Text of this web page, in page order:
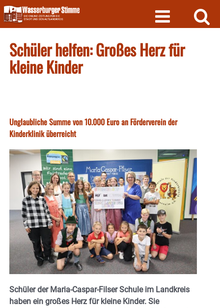
Skip
to
content
Schüler helfen: Großes Herz für
kleine Kinder
Unglaubliche Summe von 10.000 Euro an Förderverein der
Kinderklinik überreicht
Schüler der Maria-Caspar-Filser Schule im Landkreis
haben ein großes Herz für kleine Kinder. Sie